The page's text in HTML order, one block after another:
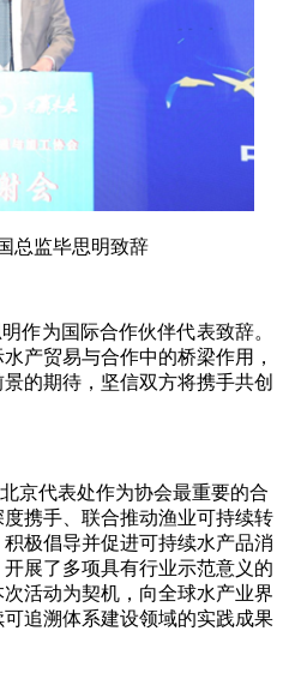
总监毕思明致辞
为国际合作伙伴代表致辞。
产贸易与合作中的桥梁作用，
的期待，坚信双方将携手共创
代表处作为协会最重要的合
携手、联合推动渔业可持续转
极倡导并促进可持续水产品消
展了多项具有行业示范意义的
活动为契机，向全球水产业界
追溯体系建设领域的实践成果